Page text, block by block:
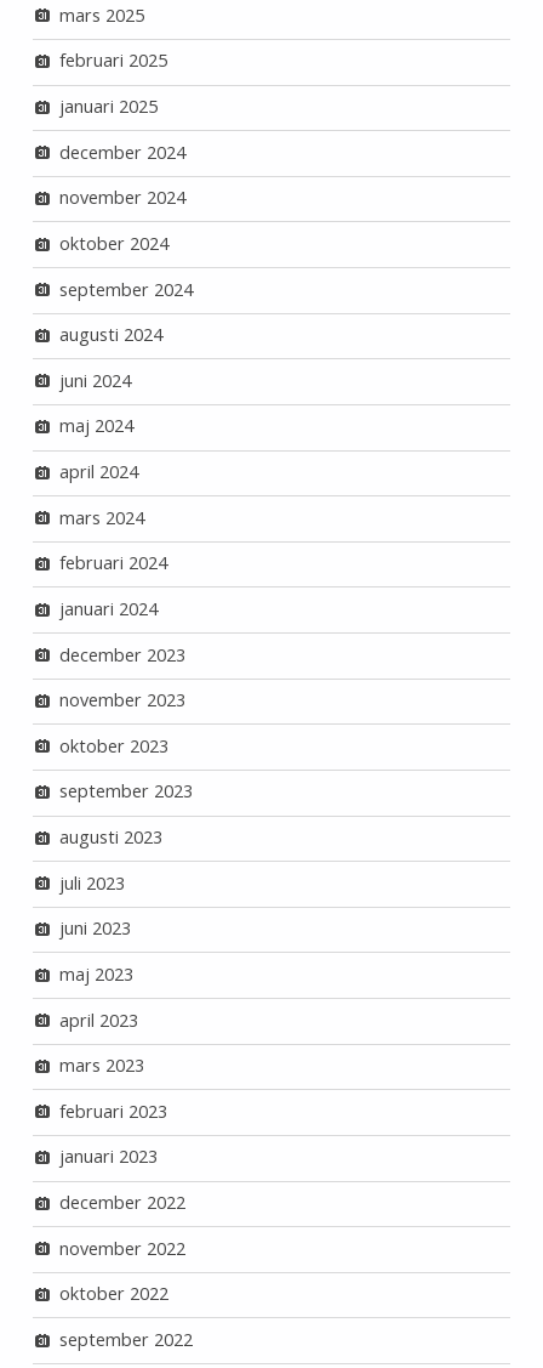
mars 2025
februari 2025
januari 2025
december 2024
november 2024
oktober 2024
september 2024
augusti 2024
juni 2024
maj 2024
april 2024
mars 2024
februari 2024
januari 2024
december 2023
november 2023
oktober 2023
september 2023
augusti 2023
juli 2023
juni 2023
maj 2023
april 2023
mars 2023
februari 2023
januari 2023
december 2022
november 2022
oktober 2022
september 2022